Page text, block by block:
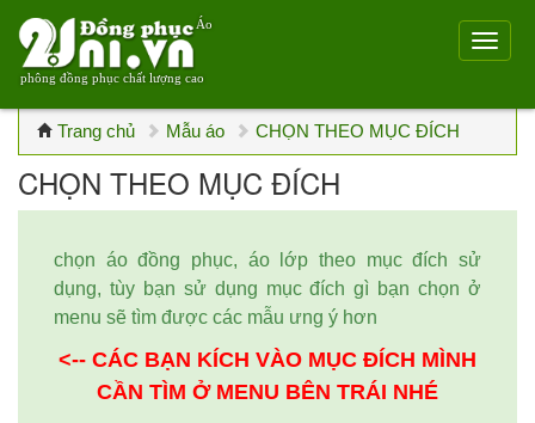
Áo
phông đồng phục chất lượng cao
Trang chủ Mẫu áo CHỌN THEO MỤC ĐÍCH
CHỌN THEO MỤC ĐÍCH
chọn áo đồng phục, áo lớp theo mục đích sử
dụng, tùy bạn sử dụng mục đích gì bạn chọn ở
menu sẽ tìm được các mẫu ưng ý hơn
<-- CÁC BẠN KÍCH VÀO MỤC ĐÍCH MÌNH
CẦN TÌM Ở MENU BÊN TRÁI NHÉ